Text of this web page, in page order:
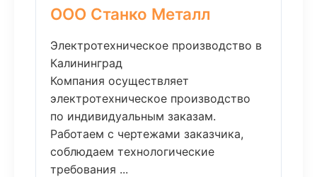
ООО Станко Металл
Электротехническое производство в
Калининград
Компания осуществляет
электротехническое производство
по индивидуальным заказам.
Работаем с чертежами заказчика,
соблюдаем технологические
требования ...